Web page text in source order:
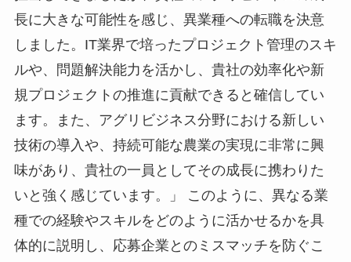
長に大きな可能性を感じ、異業種への転職を決意
しました。IT業界で培ったプロジェクト管理のスキ
ルや、問題解決能力を活かし、貴社の効率化や新
規プロジェクトの推進に貢献できると確信してい
ます。また、アグリビジネス分野における新しい
技術の導入や、持続可能な農業の実現に非常に興
味があり、貴社の一員としてその成長に携わりた
いと強く感じています。」 このように、異なる業
種での経験やスキルをどのように活かせるかを具
体的に説明し、応募企業とのミスマッチを防ぐこ